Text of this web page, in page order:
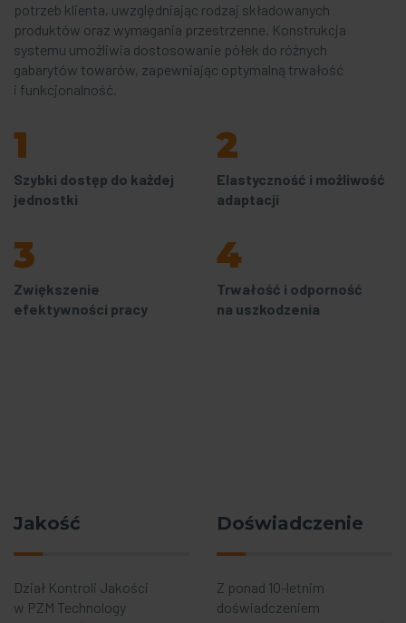
potrzeb klienta, uwzględniając rodzaj składowanych
produktów oraz wymagania przestrzenne. Konstrukcja
systemu umożliwia dostosowanie półek do różnych
gabarytów towarów, zapewniając optymalną trwałość
i funkcjonalność.
1
Szybki dostęp do każdej
jednostki
2
Elastyczność i możliwość
adaptacji
3
Zwiększenie
efektywności pracy
4
Trwałość i odporność
na uszkodzenia
Jakość
Dział Kontroli Jakości
w PZM Technology
Doświadczenie
Z ponad 10-letnim
doświadczeniem